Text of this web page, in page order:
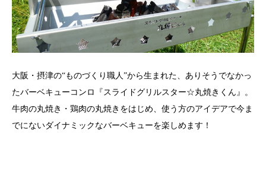
大阪・摂津の“ものづくり職人”から生まれた、ありそうでなかっ
たバーベキューコンロ『スライドグリルスター☆丸焼きくん』。
牛肉の丸焼き・鶏肉の丸焼きをはじめ、使う方のアイデアで今ま
でにないダイナミックなバーベキューを楽しめます！